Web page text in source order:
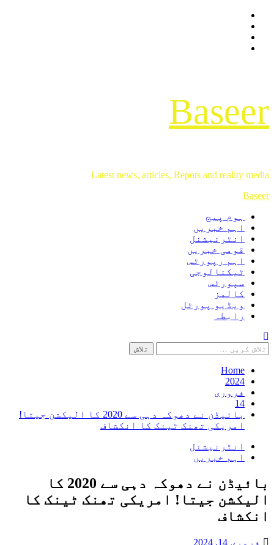
Skip
content
Baseer
Latest news, articles, Repots and reality media
Primary
Baseer
ہوم پیج
اہم خبریں
انٹرنیشنل
قومی خبریں
اہم رپورٹس
ٹیکنالوجی
سپورٹس
کالمز
ویڈیو پورٹل
رابطہ
تلاش
کریں
برائے:Home
2024
فروری
14
بائیڈن نے دھوکہ دہی سے 2020 کا الیکشن جیتا!
امریکی تھنک ٹینک کا انکشاف
انٹرنیشنل
اہم خبریں
بائیڈن نے دھوکہ دہی سے 2020 کا
الیکشن جیتا! امریکی تھنک ٹینک کا
انکشاف
فروری 14, 2024